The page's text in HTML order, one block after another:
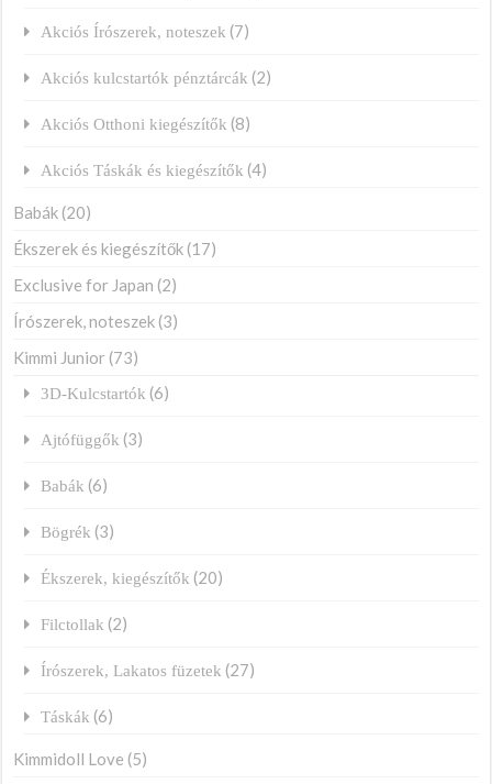
Akciós Írószerek, noteszek (7)
Akciós kulcstartók pénztárcák (2)
Akciós Otthoni kiegészítők (8)
Akciós Táskák és kiegészítők (4)
Babák (20)
Ékszerek és kiegészítők (17)
Exclusive for Japan (2)
Írószerek, noteszek (3)
Kimmi Junior (73)
3D-Kulcstartók (6)
Ajtófüggők (3)
Babák (6)
Bögrék (3)
Ékszerek, kiegészítők (20)
Filctollak (2)
Írószerek, Lakatos füzetek (27)
Táskák (6)
Kimmidoll Love (5)